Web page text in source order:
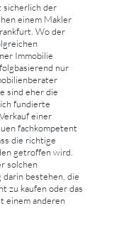
sicherlich der
einem Makler
Wo der
Immobilie
nur
sind eher die
fundierte
einer
fachkompetent
die richtige
getroffen wird.
solchen
bestehen, die
zu kaufen oder das
einem anderen